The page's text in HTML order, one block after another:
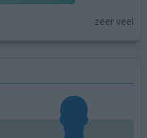
zeer veel